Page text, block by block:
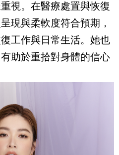
視。在醫療處置與恢復
現與柔軟度符合預期，
工作與日常生活。她也
助於重拾對身體的信心